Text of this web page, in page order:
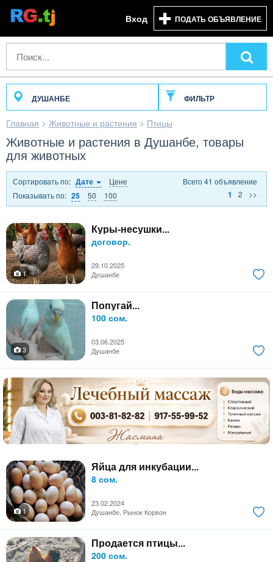
Вход ПОДАТЬ ОБЪЯВЛЕНИЕ
ДУШАНБЕ ФИЛЬТР
Главная > Животные и растения > Птицы
Животные и растения в Душанбе, товары
для животных
Сортировать по: Дате
Цене
Показывать по: 25 50 100
Всего 41 объявление
1
2 >>
Куры-несушки...
договор.
29.10.2025
1
Душанбе
Попугай...
100 сом.
03.06.2025
3
Душанбе
Яйца для инкубации...
8 сом.
23.02.2024
1
Душанбе, Рынок Корвон
Продается птицы...
200 сом.